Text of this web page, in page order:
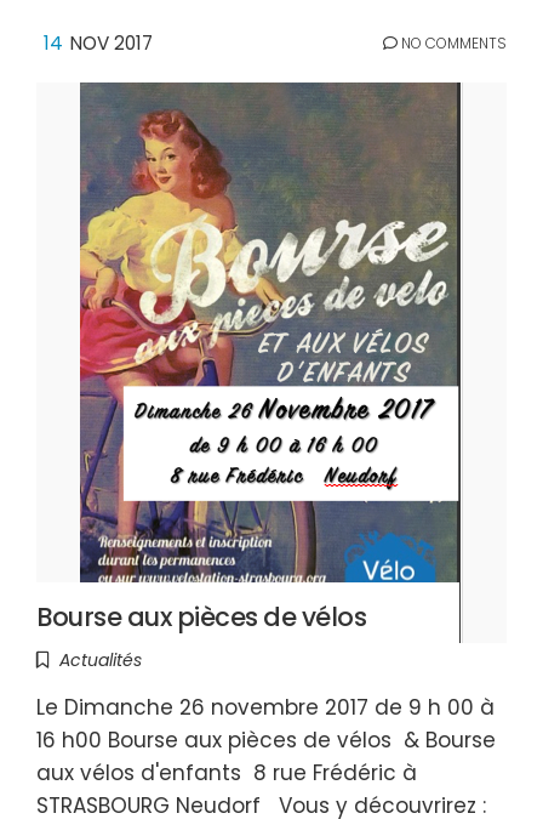
14 NOV 2017 NO COMMENTS
Bourse aux pièces de vélos
Actualités
Le Dimanche 26 novembre 2017 de 9 h 00 à
16 h00 Bourse aux pièces de vélos & Bourse
aux vélos d'enfants 8 rue Frédéric à
STRASBOURG Neudorf Vous y découvrirez :